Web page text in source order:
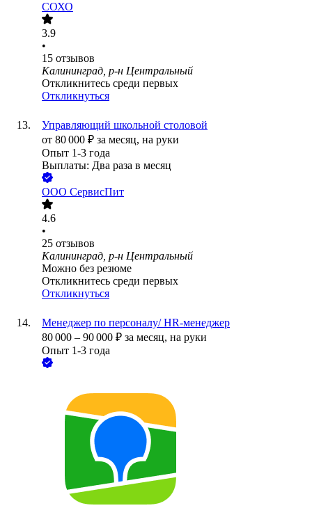
СОХО
3.9
•
15 отзывов
Калининград, р-н Центральный
Откликнитесь среди первых
Откликнуться
Управляющий школьной столовой
от 80 000 ₽ за месяц, на руки
Опыт 1-3 года
Выплаты: Два раза в месяц
ООО СервисПит
4.6
•
25 отзывов
Калининград, р-н Центральный
Можно без резюме
Откликнитесь среди первых
Откликнуться
Менеджер по персоналу/ HR-менеджер
80 000 – 90 000 ₽ за месяц, на руки
Опыт 1-3 года